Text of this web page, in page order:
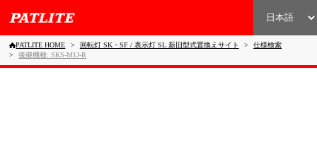
PATLITE HOME 回転灯 SK・SF / 表示灯 SL 新旧型式置換えサイト
仕様検索
後継機種: SKS-M1J-R